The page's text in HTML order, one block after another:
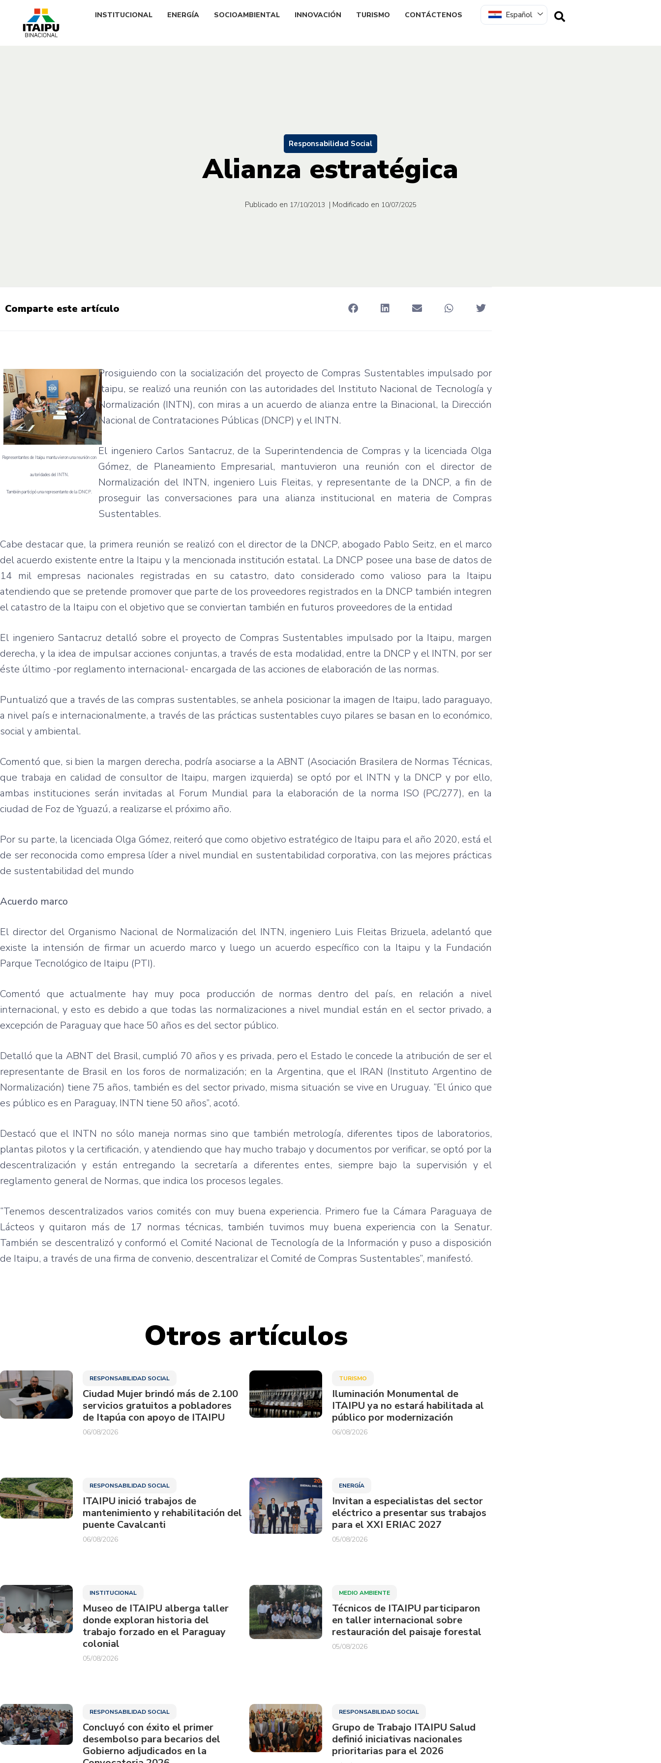
INSTITUCIONAL ENERGÍA SOCIOAMBIENTAL INNOVACIÓN TURISMO CONTÁCTENOS Español
Responsabilidad Social
Alianza estratégica
Publicado en 17/10/2013 | Modificado en 10/07/2025
Comparte este artículo
Representantes de Itaipu mantuvieron una reunión con
autoridades del INTN.
También participó una representante de la DNCP.
Prosiguiendo con la socialización del proyecto de Compras Sustentables impulsado por
Itaipu, se realizó una reunión con las autoridades del Instituto Nacional de Tecnología y
Normalización (INTN), con miras a un acuerdo de alianza entre la Binacional, la Dirección
Nacional de Contrataciones Públicas (DNCP) y el INTN.
El ingeniero Carlos Santacruz, de la Superintendencia de Compras y la licenciada Olga
Gómez, de Planeamiento Empresarial, mantuvieron una reunión con el director de
Normalización del INTN, ingeniero Luis Fleitas, y representante de la DNCP, a fin de
proseguir las conversaciones para una alianza institucional en materia de Compras
Sustentables.
Cabe destacar que, la primera reunión se realizó con el director de la DNCP, abogado Pablo Seitz, en el marco
del acuerdo existente entre la Itaipu y la mencionada institución estatal. La DNCP posee una base de datos de
14 mil empresas nacionales registradas en su catastro, dato considerado como valioso para la Itaipu
atendiendo que se pretende promover que parte de los proveedores registrados en la DNCP también integren
el catastro de la Itaipu con el objetivo que se conviertan también en futuros proveedores de la entidad
El ingeniero Santacruz detalló sobre el proyecto de Compras Sustentables impulsado por la Itaipu, margen
derecha, y la idea de impulsar acciones conjuntas, a través de esta modalidad, entre la DNCP y el INTN, por ser
éste último -por reglamento internacional- encargada de las acciones de elaboración de las normas.
Puntualizó que a través de las compras sustentables, se anhela posicionar la imagen de Itaipu, lado paraguayo,
a nivel país e internacionalmente, a través de las prácticas sustentables cuyo pilares se basan en lo económico,
social y ambiental.
Comentó que, si bien la margen derecha, podría asociarse a la ABNT (Asociación Brasilera de Normas Técnicas,
que trabaja en calidad de consultor de Itaipu, margen izquierda) se optó por el INTN y la DNCP y por ello,
ambas instituciones serán invitadas al Forum Mundial para la elaboración de la norma ISO (PC/277), en la
ciudad de Foz de Yguazú, a realizarse el próximo año.
Por su parte, la licenciada Olga Gómez, reiteró que como objetivo estratégico de Itaipu para el año 2020, está el
de ser reconocida como empresa líder a nivel mundial en sustentabilidad corporativa, con las mejores prácticas
de sustentabilidad del mundo
Acuerdo marco
El director del Organismo Nacional de Normalización del INTN, ingeniero Luis Fleitas Brizuela, adelantó que
existe la intensión de firmar un acuerdo marco y luego un acuerdo específico con la Itaipu y la Fundación
Parque Tecnológico de Itaipu (PTI).
Comentó que actualmente hay muy poca producción de normas dentro del país, en relación a nivel
internacional, y esto es debido a que todas las normalizaciones a nivel mundial están en el sector privado, a
excepción de Paraguay que hace 50 años es del sector público.
Detalló que la ABNT del Brasil, cumplió 70 años y es privada, pero el Estado le concede la atribución de ser el
representante de Brasil en los foros de normalización; en la Argentina, que el IRAN (Instituto Argentino de
Normalización) tiene 75 años, también es del sector privado, misma situación se vive en Uruguay. “El único que
es público es en Paraguay, INTN tiene 50 años”, acotó.
Destacó que el INTN no sólo maneja normas sino que también metrología, diferentes tipos de laboratorios,
plantas pilotos y la certificación, y atendiendo que hay mucho trabajo y documentos por verificar, se optó por la
descentralización y están entregando la secretaría a diferentes entes, siempre bajo la supervisión y el
reglamento general de Normas, que indica los procesos legales.
“Tenemos descentralizados varios comités con muy buena experiencia. Primero fue la Cámara Paraguaya de
Lácteos y quitaron más de 17 normas técnicas, también tuvimos muy buena experiencia con la Senatur.
También se descentralizó y conformó el Comité Nacional de Tecnología de la Información y puso a disposición
de Itaipu, a través de una firma de convenio, descentralizar el Comité de Compras Sustentables”, manifestó.
Otros artículos
RESPONSABILIDAD SOCIAL
Ciudad Mujer brindó más de 2.100
servicios gratuitos a pobladores
de Itapúa con apoyo de ITAIPU
06/08/2026
TURISMO
Iluminación Monumental de
ITAIPU ya no estará habilitada al
público por modernización
06/08/2026
RESPONSABILIDAD SOCIAL
ITAIPU inició trabajos de
mantenimiento y rehabilitación del
puente Cavalcanti
06/08/2026
ENERGÍA
Invitan a especialistas del sector
eléctrico a presentar sus trabajos
para el XXI ERIAC 2027
05/08/2026
INSTITUCIONAL
Museo de ITAIPU alberga taller
donde exploran historia del
trabajo forzado en el Paraguay
colonial
05/08/2026
MEDIO AMBIENTE
Técnicos de ITAIPU participaron
en taller internacional sobre
restauración del paisaje forestal
05/08/2026
RESPONSABILIDAD SOCIAL
Concluyó con éxito el primer
desembolso para becarios del
Gobierno adjudicados en la
RESPONSABILIDAD SOCIAL
Grupo de Trabajo ITAIPU Salud
definió iniciativas nacionales
prioritarias para el 2026